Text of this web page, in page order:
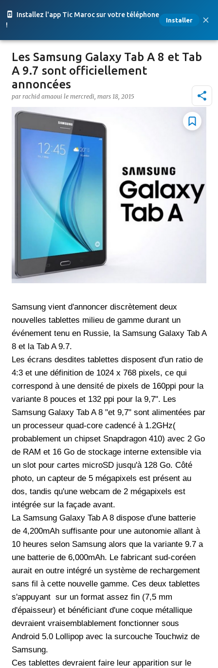
Installez l'app Tic Maroc sur votre téléphone
!
Installer
Accéder au contenu principal
Les Samsung Galaxy Tab A 8 et Tab
A 9.7 sont officiellement
annoncées
par rachid amaoui le mercredi, mars 18, 2015
Samsung vient d'annoncer discrètement deux
nouvelles tablettes milieu de gamme durant un
événement tenu en Russie, la Samsung Galaxy Tab A
8 et la Tab A 9.7.
Les écrans desdites tablettes disposent d'un ratio de
4:3 et une définition de 1024 x 768 pixels, ce qui
correspond à une densité de pixels de 160ppi pour la
variante 8 pouces et 132 ppi pour la 9,7". Les
Samsung Galaxy Tab A 8 "et 9,7" sont alimentées par
un processeur quad-core cadencé à 1.2GHz(
probablement un chipset Snapdragon 410) avec 2 Go
de RAM et 16 Go de stockage interne extensible via
un slot pour cartes microSD jusqu'à 128 Go. Côté
photo, un capteur de 5 mégapixels est présent au
dos, tandis qu'une webcam de 2 mégapixels est
intégrée sur la façade avant.
La Samsung Galaxy Tab A 8 dispose d'une batterie
de 4,200mAh suffisante pour une autonomie allant à
10 heures selon Samsung alors que la variante 9.7 a
une batterie de 6,000mAh. Le fabricant sud-coréen
aurait en outre intégré un système de rechargement
sans fil à cette nouvelle gamme. Ces deux tablettes
s'appuyant sur un format assez fin (7,5 mm
d'épaisseur) et bénéficiant d'une coque métallique
devraient vraisemblablement fonctionner sous
Android 5.0 Lollipop avec la surcouche Touchwiz de
Samsung.
Ces tablettes devraient faire leur apparition sur le